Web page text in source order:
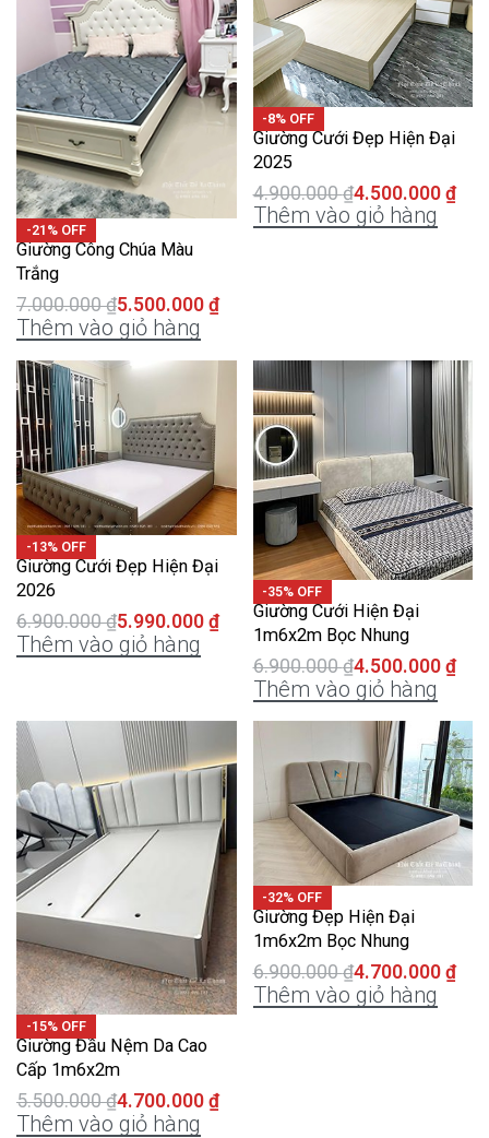
-21% OFF
Giường Công Chúa Màu
Trắng
7.000.000₫5.500.000 ₫
Thêm vào giỏ hàng
-8% OFF
Giường Cưới Đẹp Hiện Đại
2025
4.900.000₫4.500.000 ₫
Thêm vào giỏ hàng
-13% OFF
Giường Cưới Đẹp Hiện Đại
2026
6.900.000₫5.990.000 ₫
Thêm vào giỏ hàng
-35% OFF
Giường Cưới Hiện Đại
1m6x2m Bọc Nhung
6.900.000₫4.500.000 ₫
Thêm vào giỏ hàng
-15% OFF
Giường Đầu Nệm Da Cao
Cấp 1m6x2m
5.500.000₫4.700.000 ₫
Thêm vào giỏ hàng
-32% OFF
Giường Đẹp Hiện Đại
1m6x2m Bọc Nhung
6.900.000₫4.700.000 ₫
Thêm vào giỏ hàng